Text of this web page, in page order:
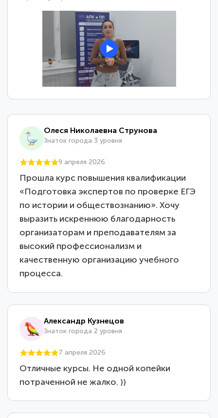
Олеся Николаевна Струнова
Знаток города 3 уровня
9 апреля 2026
Прошла курс повышения квалификации
«Подготовка экспертов по проверке ЕГЭ
по истории и обществознанию». Хочу
выразить искреннюю благодарность
организаторам и преподавателям за
высокий профессионализм и
качественную организацию учебного
процесса.
Александр Кузнецов
Знаток города 2 уровня
7 апреля 2026
Отличные курсы. Не одной копейки
потраченной не жалко. ))